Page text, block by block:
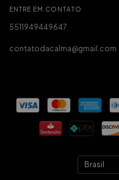
ENTRE EM CONTATO
5511949449647
contatodacalma@gmail.com